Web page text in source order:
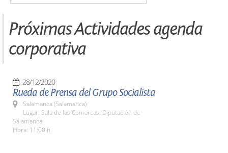
Próximas Actividades agenda
corporativa
28/12/2020
Rueda de Prensa del Grupo Socialista
Salamanca (Salamanca)
Lugar: Sala de las Comarcas. Diputación de
Salamanca
Hora: 11:00 h.